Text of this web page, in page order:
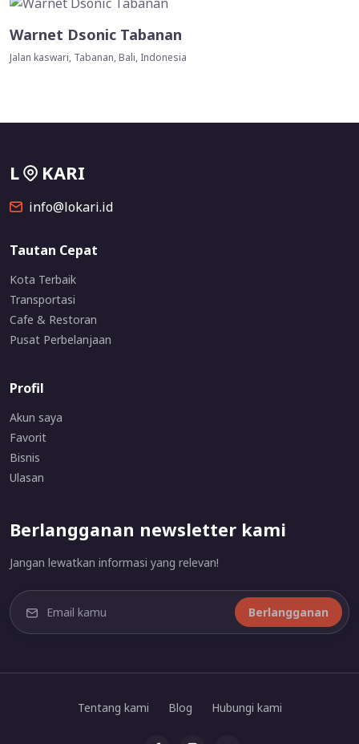
Warnet Dsonic Tabanan
Jalan kaswari, Tabanan, Bali, Indonesia
L KARI
info@lokari.id
Tautan Cepat
Kota Terbaik
Transportasi
Cafe & Restoran
Pusat Perbelanjaan
Profil
Akun saya
Favorit
Bisnis
Ulasan
Berlangganan newsletter kami
Jangan lewatkan informasi yang relevan!
Berlangganan
Tentang kami Blog Hubungi kami